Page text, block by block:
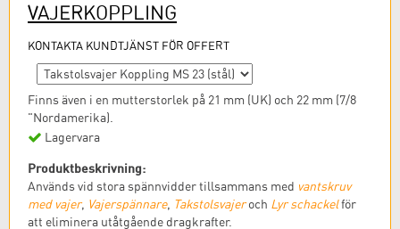
VAJERKOPPLING
KONTAKTA KUNDTJÄNST FÖR OFFERT
Finns även i en mutterstorlek på 21 mm (UK) och 22 mm (7/8
"Nordamerika).
Lagervara
Produktbeskrivning:
Används vid stora spännvidder tillsammans med vantskruv
med vajer, Vajerspännare, Takstolsvajeroch Lyr schackelför
att eliminera utåtgående dragkrafter.